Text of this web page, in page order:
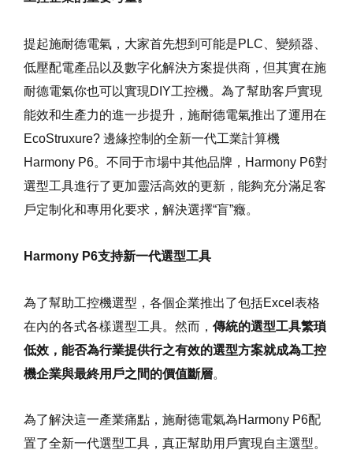
提起施耐德電氣，大家首先想到可能是PLC、變頻器、
低壓配電產品以及數字化解決方案提供商，但其實在施
耐德電氣你也可以實現DIY工控機。為了幫助客戶實現
能效和生產力的進一步提升，施耐德電氣推出了運用在
EcoStruxure? 邊緣控制的全新一代工業計算機
Harmony P6。不同于市場中其他品牌，Harmony P6對
選型工具進行了更加靈活高效的更新，能夠充分滿足客
戶定制化和專用化要求，解決選擇“盲”癥。
Harmony P6支持新一代選型工具
為了幫助工控機選型，各個企業推出了包括Excel表格
在內的各式各樣選型工具。然而， 傳統的選型工具繁瑣
低效，能否為行業提供行之有效的選型方案就成為工控
機企業與最終用戶之間的價值斷層。
為了解決這一產業痛點，施耐德電氣為Harmony P6配
置了全新一代選型工具，真正幫助用戶實現自主選型。